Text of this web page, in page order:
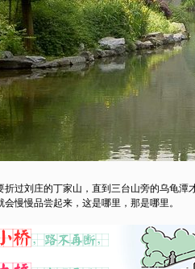
刘庄的丁家山，直到三台山旁的乌龟潭
慢慢品尝起来，这是哪里，那是哪里。